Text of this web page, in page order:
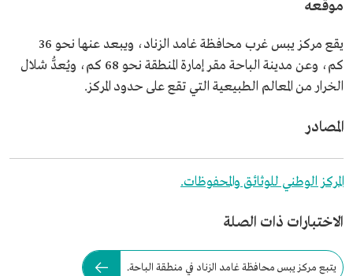
موقعه
يقع مركز يبس غرب محافظة غامد الزناد، ويبعد عنها نحو 36
كم، وعن مدينة الباحة مقر إمارة المنطقة نحو 68 كم، ويُعدُّ شلال
الخرار من المعالم الطبيعية التي تقع على حدود المركز.
المصادر
المركز الوطني للوثائق والمحفوظات.
الاختبارات ذات الصلة
يتبع مركز يبس محافظة غامد الزناد في منطقة الباحة.